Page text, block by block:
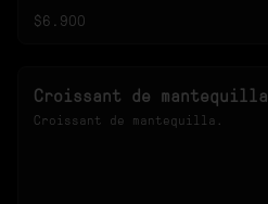
$6.900
Croissant de mantequilla
Croissant de mantequilla.